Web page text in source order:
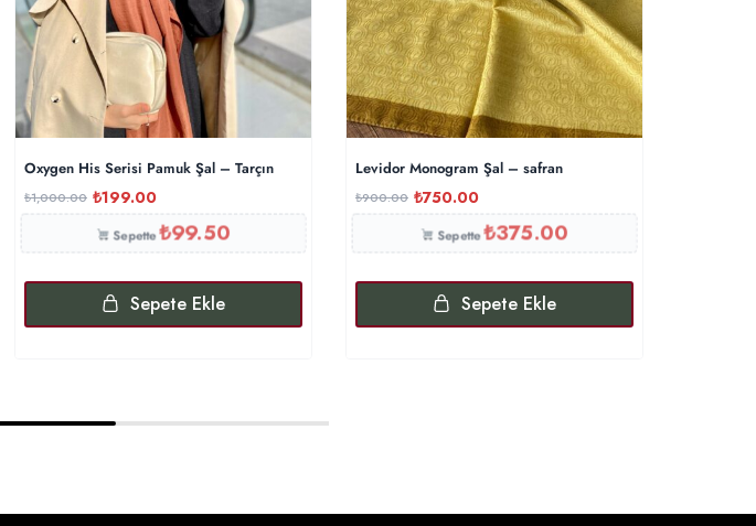
Oxygen His Serisi Pamuk Şal – Tarçın
₺1,000.00 ₺199.00
Sepette₺99.50
Sepete Ekle
Levidor Monogram Şal – safran
₺900.00 ₺750.00
Sepette₺375.00
Sepete Ekle